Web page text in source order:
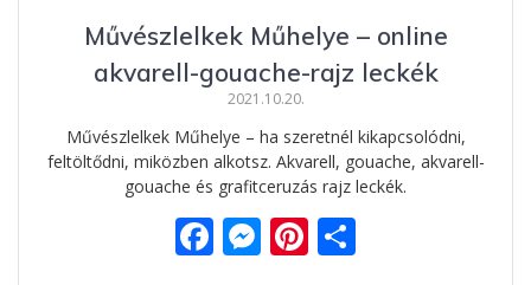
Művészlelkek Műhelye – online
akvarell-gouache-rajz leckék
2021.10.20.
Művészlelkek Műhelye – ha szeretnél kikapcsolódni,
feltöltődni, miközben alkotsz. Akvarell, gouache, akvarell-
gouache és grafitceruzás rajz leckék.
F M Pi